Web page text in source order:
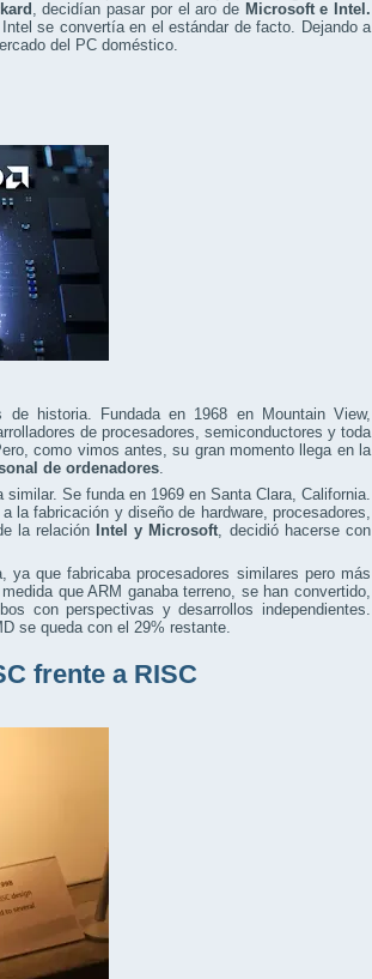
, decidían pasar por el aro de Microsoft e Intel.
se convertía en el estándar de facto. Dejando a
del PC doméstico.
historia. Fundada en 1968 en Mountain View,
de procesadores, semiconductores y toda
como vimos antes, su gran momento llega en la
de ordenadores.
similar. Se funda en 1969 en Santa Clara, California.
la fabricación y diseño de hardware, procesadores,
la relación
Intel y Microsoft , decidió hacerse con
ya que fabricaba procesadores similares pero más
que ARM ganaba terreno, se han convertido,
con perspectivas y desarrollos independientes.
se queda con el 29% restante.
frente a RISC